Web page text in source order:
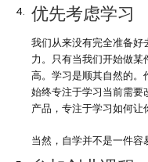
优先考虑学习
我们从来没有完全准备好
力。只有当我们开始做某
高。学习是顺其自然的
始终专注于学习当前需要
产品，专注于学习如何让
当然，自学并不是一件